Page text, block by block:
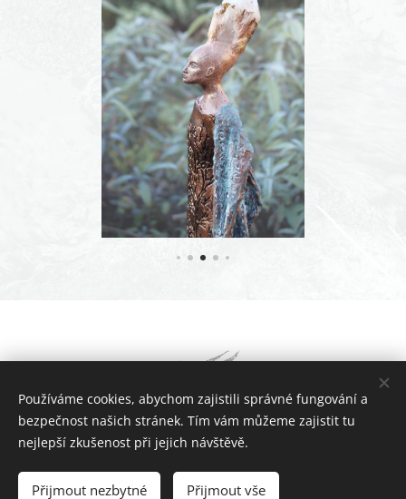
Evaň, +420 724 269 513, eiwan@email.cz
Používáme cookies, abychom zajistili správné fungování a
bezpečnost našich stránek. Tím vám můžeme zajistit tu
nejlepší zkušenost při jejich návštěvě.
Přijmout nezbytné Přijmout vše